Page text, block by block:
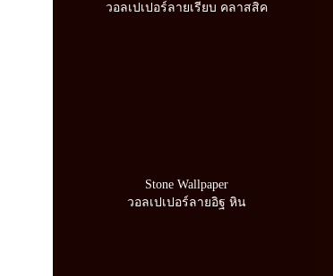
วอลเปเปอร์ลายเรียบ คลาสสิค
Stone Wallpaper
วอลเปเปอร์ลายอิฐ หิน